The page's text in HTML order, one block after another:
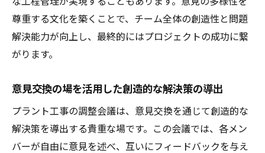
尊重する文化を築くことで、チーム全体の創造性と問題
解決能力が向上し、最終的にはプロジェクトの成功に繋
がります。
意見交換の場を活用した創造的な解決策の導出
プラント工事の調整会議は、意見交換を通じて創造的な
解決策を導出する貴重な場です。この会議では、各メン
バーが自由に意見を述べ、互いにフィードバックを与え